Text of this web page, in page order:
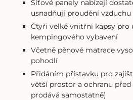
Síťové panely nabízejí
usnadňují proudění vzduchu
Čtyři velké vnitřní kapsy pro
kempingového vybavení
Včetně pěnové matrace
pohodlí
Přidáním přístavku pro
větší prostor a ochranu
prodává samostatně)